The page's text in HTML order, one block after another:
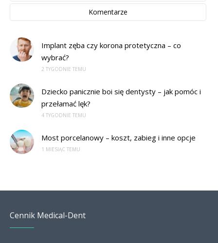
Komentarze
Implant zęba czy korona protetyczna – co
wybrać?
2 TYGODNIE TEMU
Dziecko panicznie boi się dentysty – jak pomóc i
przełamać lęk?
4 TYGODNIE TEMU
Most porcelanowy – koszt, zabieg i inne opcje
1 MIESIĄC TEMU
Cennik Medical-Dent